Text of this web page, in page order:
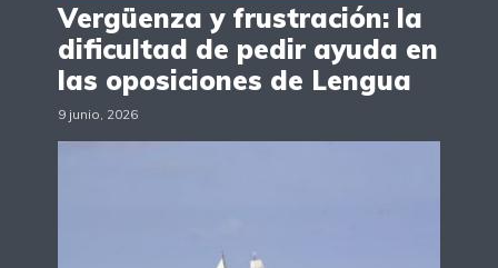
Vergüenza y frustración: la
dificultad de pedir ayuda en
las oposiciones de Lengua
9 junio, 2026